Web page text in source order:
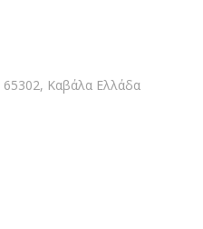
65302, Καβάλα Ελλάδα